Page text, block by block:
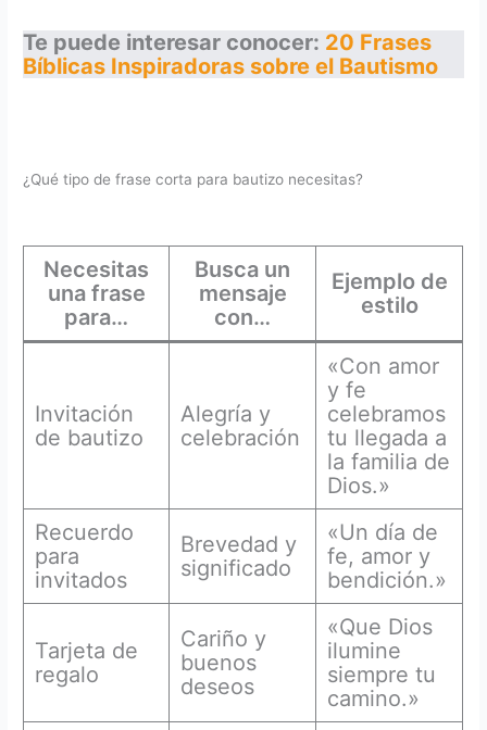
Te puede interesar conocer: 20 Frases
Bíblicas Inspiradoras sobre el Bautismo
¿Qué tipo de frase corta para bautizo necesitas?
Necesitas
una frase
para…
Busca un
mensaje
con…
Ejemplo de
estilo
Invitación
de bautizo
Alegría y
celebración
«Con amor
y fe
celebramos
tu llegada a
la familia de
Dios.»
Recuerdo
para
invitados
Brevedad y
significado
«Un día de
fe, amor y
bendición.»
Tarjeta de
regalo
Cariño y
buenos
deseos
«Que Dios
ilumine
siempre tu
camino.»